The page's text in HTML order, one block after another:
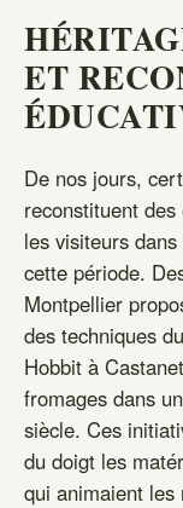
ET
De nos jours,
reconstituent des
les visiteurs
cette période.
Montpellier
des techniques
Hobbit à
fromages dans
siècle. Ces
du doigt les
qui animaient les